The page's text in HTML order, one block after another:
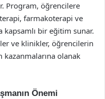
Program, öğrencilere
farmakoterapi ve
bir eğitim sunar.
ve klinikler, öğrencilerin
kazanmalarına olanak
Önemi